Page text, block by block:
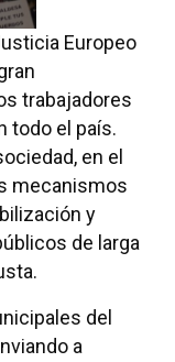
Europeo
trabajadores
todo el país.
en el
mecanismos
y
de larga
del
a